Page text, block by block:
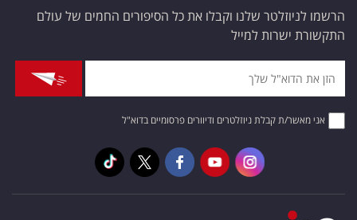
הרשמו לניוזלטר שלנו וקבלו את כל הסיפורים החמים של עולם
התקשורת ישרות למייל
אני מאשר/ת קבלת ניוזלטרים ודיוורים פרסומיים בדוא"ל